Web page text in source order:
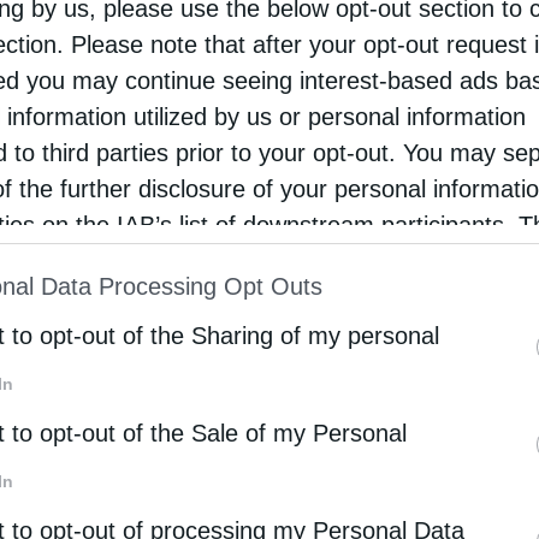
by us, please use the below opt-out section to
Please note that after your opt-out request
you may continue seeing interest-based ads
information utilized by us or personal information
to third parties prior to your opt-out. You may
the further disclosure of your personal
on the IAB’s list of downstream participants.
of Downstream Participantsthat may further
parties.
Data Processing Opt Outs
to opt-out of the Sharing of my personal
to opt-out of the Sale of my Personal
to opt-out of processing my Personal Data
και για τους ναούς όλης της χώρας. Σύμφωνα
στους χώρους λατρείας,.Οι ναοί θα
μέχρι την 1η Φεβρουαρίου, με τους ίδιους
ανά 25 τ.μ. και έως 50 στο σύνολο, τόσο
ή κηδείες.Αξίζει να σημειωθεί οτι
φαινόμενα συνωστισμού και φαίνεται νε
των Τριών Ιεραρχών δεν θα υπάρχει
αποφασίσουν να παρακολουθήσουν τη